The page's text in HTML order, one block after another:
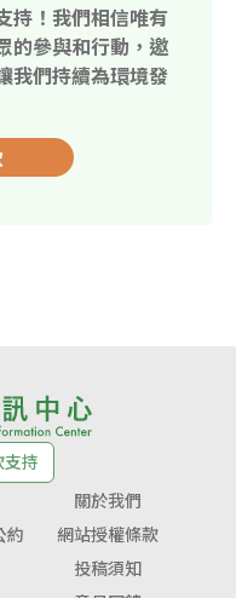
持！我們相信唯有
的參與和行動，邀
我們持續為環境發
支持
關於我們
約
網站授權條款
投稿須知